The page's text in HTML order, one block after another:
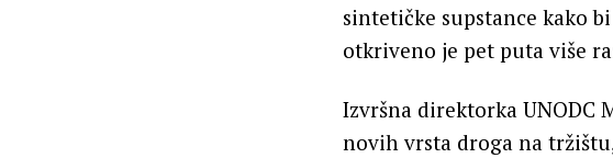
sintetičke supstance kako
otkriveno je pet puta više
Izvršna direktorka UNODC
novih vrsta droga na